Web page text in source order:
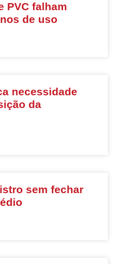
PVC falham
de uso
necessidade
da
sem fechar